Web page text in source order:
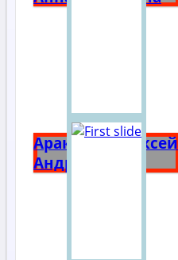
Аракчеев Алексей
Андреевич